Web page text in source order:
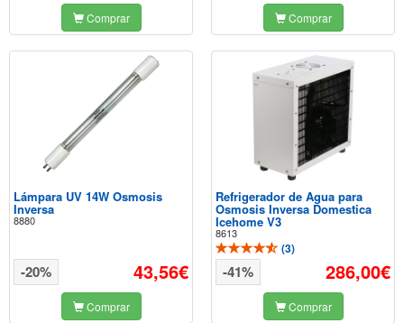
Comprar Comprar
Lámpara UV 14W Osmosis
Inversa
8880
43,56€
-20%
Comprar
Refrigerador de Agua para
Osmosis Inversa Domestica
Icehome V3
8613
(3)
286,00€
-41%
Comprar